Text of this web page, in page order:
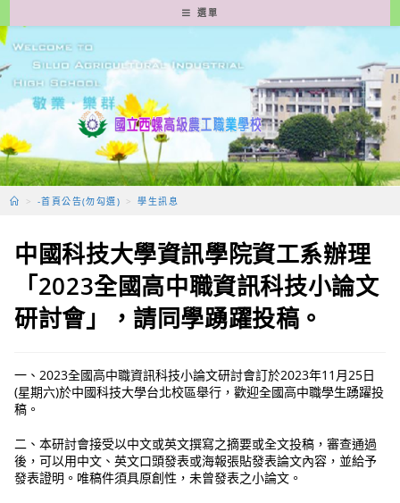
轉
至
要
容
選單
> -首頁公告(勿勾選) > 學生訊息
中國科技大學資訊學院資工系辦理
「2023全國高中職資訊科技小論文
研討會」，請同學踴躍投稿。
一、2023全國高中職資訊科技小論文研討會訂於2023年11月25日
(星期六)於中國科技大學台北校區舉行，歡迎全國高中職學生踴躍投
稿。
二、本研討會接受以中文或英文撰寫之摘要或全文投稿，審查通過
後，可以用中文、英文口頭發表或海報張貼發表論文內容，並給予
發表證明。唯稿件須具原創性，未曾發表之小論文。